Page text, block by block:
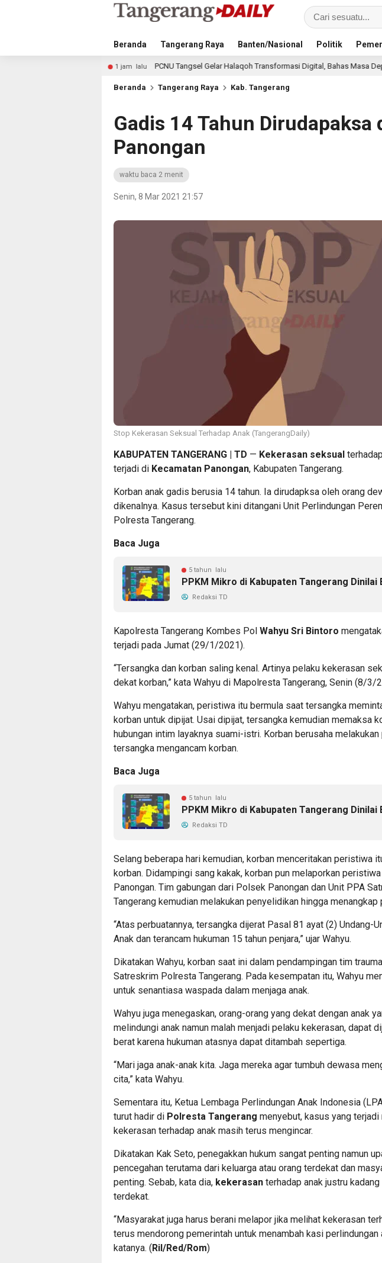
Beranda Tangerang Raya Banten/Nasional Politik
PCNU Tangsel Gelar Halaqoh Transformasi Digital, Bahas Masa Depan NU di Era Disrupsi
Beranda Tangerang Raya Kab. Tangerang
Gadis 14 Tahun Dirudapaksa
Panongan
waktu baca 2 menit
Senin, 8 Mar 2021 21:57
Stop Kekerasan Seksual Terhadap Anak (TangerangDaily)
KABUPATEN TANGERANG | TD — Kekerasan seksual
terjadi di Kecamatan Panongan, Kabupaten Tangerang.
Korban anak gadis berusia 14 tahun. Ia dirudapksa oleh orang
dikenalnya. Kasus tersebut kini ditangani Unit Perlindungan
Polresta Tangerang.
Baca Juga
5 tahun lalu
PPKM Mikro di Kabupaten Tangerang Dinilai
Redaksi TD
Kapolresta Tangerang Kombes Pol Wahyu Sri Bintoro
terjadi pada Jumat (29/1/2021).
“Tersangka dan korban saling kenal. Artinya pelaku kekerasan
dekat korban,” kata Wahyu di Mapolresta Tangerang, Senin (8/3/
Wahyu mengatakan, peristiwa itu bermula saat tersangka
korban untuk dipijat. Usai dipijat, tersangka kemudian memaksa
hubungan intim layaknya suami-istri. Korban berusaha melakukan
tersangka mengancam korban.
Baca Juga
5 tahun lalu
PPKM Mikro di Kabupaten Tangerang Dinilai
Redaksi TD
Selang beberapa hari kemudian, korban menceritakan peristiwa
korban. Didampingi sang kakak, korban pun melaporkan
Panongan. Tim gabungan dari Polsek Panongan dan Unit PPA
Tangerang kemudian melakukan penyelidikan hingga menangkap
“Atas perbuatannya, tersangka dijerat Pasal 81 ayat (2) Undang-
Anak dan terancam hukuman 15 tahun penjara,” ujar Wahyu.
Dikatakan Wahyu, korban saat ini dalam pendampingan tim
Satreskrim Polresta Tangerang. Pada kesempatan itu, Wahyu
untuk senantiasa waspada dalam menjaga anak.
Wahyu juga menegaskan, orang-orang yang dekat dengan anak
melindungi anak namun malah menjadi pelaku kekerasan, dapat
berat karena hukuman atasnya dapat ditambah sepertiga.
“Mari jaga anak-anak kita. Jaga mereka agar tumbuh dewasa
cita,” kata Wahyu.
Sementara itu, Ketua Lembaga Perlindungan Anak Indonesia
turut hadir di Polresta Tangerang menyebut, kasus yang
kekerasan terhadap anak masih terus mengincar.
Dikatakan Kak Seto, penegakkan hukum sangat penting namun
pencegahan terutama dari keluarga atau orang terdekat dan
penting. Sebab, kata dia, kekerasan terhadap anak justru
terdekat.
“Masyarakat juga harus berani melapor jika melihat kekerasan
terus mendorong pemerintah untuk menambah kasi perlindungan
katanya. (Ril/Red/Rom)